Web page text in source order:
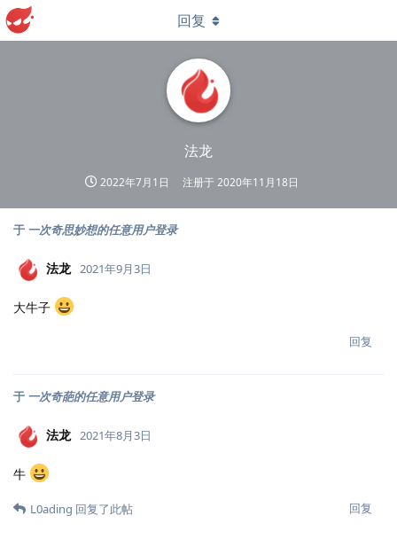
法龙
2022年7月1日 注册于2020年11月18日
回复
于 一次奇思妙想的任意用户登录
法龙 2021年9月3日
大牛子
回复
于 一次奇葩的任意用户登录
法龙 2021年8月3日
牛
回复
L0ading 回复了此帖